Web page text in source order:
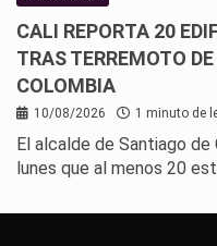
CALI REPORTA 20
TRAS TERREMOTO
COLOMBIA
10/08/2026 1 minuto de
El alcalde de Santiago de
lunes que al menos 20